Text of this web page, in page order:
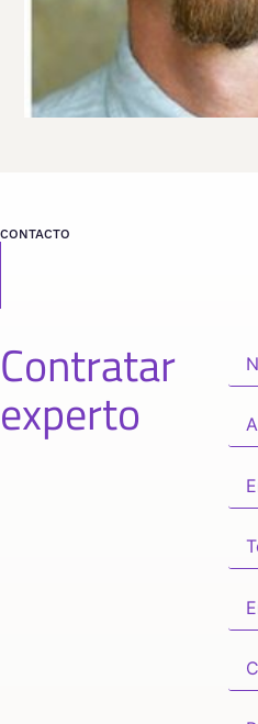
CONTACTO
Contratar
experto